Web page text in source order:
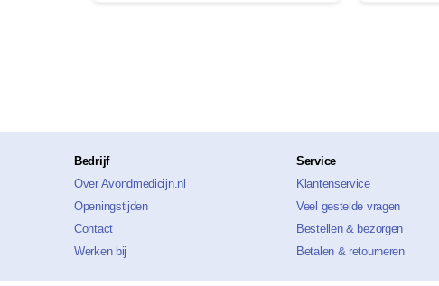
Bedrijf
Over Avondmedicijn.nl
Openingstijden
Contact
Werken bij
Service
Klantenservice
Veel gestelde vragen
Bestellen & bezorgen
Betalen & retourneren